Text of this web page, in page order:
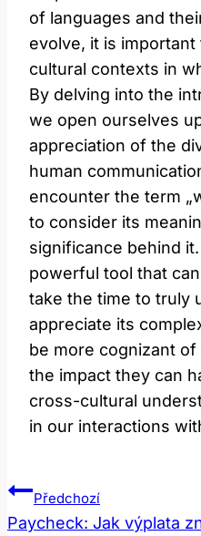
of languages and
evolve, it is
cultural contexts in
By delving into the
we open ourselves
appreciation of the
human
encounter the term
to consider its
significance behind
powerful tool that
take the time to truly
appreciate its
be more cognizant
the impact they can
cross-cultural
in our interactions
Navigace
Pro
Předchozí
Paycheck: Jak výplata